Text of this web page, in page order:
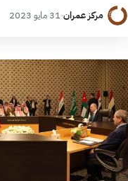
عقدت في…مركز عمران·31 مايو 2023